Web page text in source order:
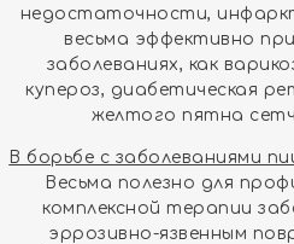
недостаточности,
весьма эффективно
заболеваниях, как
купероз, диабетическая
желтого пятна
В борьбе с заболеваниями
Весьма полезно для
комплексной терапии
эррозивно-язвенным